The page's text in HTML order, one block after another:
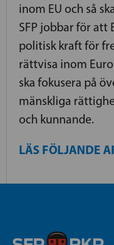
inom EU och så
SFP jobbar för att
politisk kraft för
rättvisa inom
ska fokusera på
mänskliga
och kunnande.
LÄS FÖLJANDE